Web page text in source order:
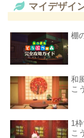
マイデザイ
棚
和
こ
1
こ